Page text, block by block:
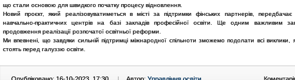
що стали основою для швидкого початку процесу відновлення.
Новий проєкт, який реалізовуватиметься в місті за підтримки фінських партнерів, передбачає
навчально-практичних центрів на базі закладів професійної освіти. Ще одним важливим
продовження реалізації розпочатої освітньої реформи.
Ми впевнені, що завдяки сильній підтримці міжнародної спільноти зможемо подолати всі виклики,
стоять перед галуззю освіти.